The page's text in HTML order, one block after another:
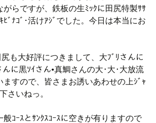
がらですが、鉄板の生ﾐｯｸに田尻特製ｻｻ
ﾋﾞﾅｺﾞ･活けｱｼﾞでした。今日は本当にお
も大好評につきまして、大ﾌﾞﾘさんに
んに黒ｿｲさん•真鯛さんの大･大･大放流
ますので、皆さまお誘いあわせの上ｼﾞｬ
さいねっ。
ｺｰｽとｻﾝｸｽｺｰｽに空きが有りますので